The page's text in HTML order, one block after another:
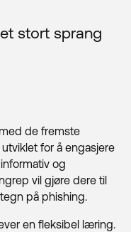
stort sprang
de fremste
for å engasjere
og
vil gjøre dere til
på phishing.
en fleksibel læring.